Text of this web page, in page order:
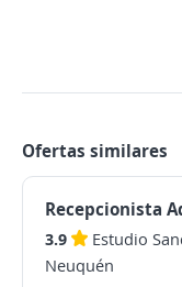
Ofertas similares
Recepcionista
3.9 Estudio
Neuquén